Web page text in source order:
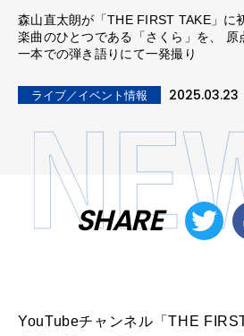
森山直太朗が「THE FIRST TAKE」に
楽曲のひとつである「さくら」を、 原
一本での弾き語りにて一発撮り
ライブ／イベント情報 2025.03.23
SHARE
YouTubeチャンネル「THE